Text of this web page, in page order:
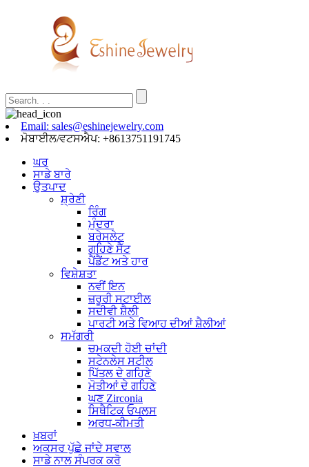
Email: sales@eshinejewelry.com
ਮੋਬਾਈਲ/ਵਟਸਐਪ: +8613751191745
ਘਰ
ਸਾਡੇ ਬਾਰੇ
ਉਤਪਾਦ
ਸ਼੍ਰੇਣੀ
ਰਿੰਗ
ਮੁੰਦਰਾ
ਬਰੇਸਲੇਟ
ਗਹਿਣੇ ਸੈੱਟ
ਪੈਂਡੈਂਟ ਅਤੇ ਹਾਰ
ਵਿਸ਼ੇਸ਼ਤਾ
ਨਵੀਂ ਇਨ
ਜ਼ਰੂਰੀ ਸਟਾਈਲ
ਸਦੀਵੀ ਸ਼ੈਲੀ
ਪਾਰਟੀ ਅਤੇ ਵਿਆਹ ਦੀਆਂ ਸ਼ੈਲੀਆਂ
ਸਮੱਗਰੀ
ਚਮਕਦੀ ਹੋਈ ਚਾਂਦੀ
ਸਟੇਨਲੇਸ ਸਟੀਲ
ਪਿੱਤਲ ਦੇ ਗਹਿਣੇ
ਮੋਤੀਆਂ ਦੇ ਗਹਿਣੇ
ਘਣ Zirconia
ਸਿਥੈਟਿਕ ਓਪਲਸ
ਅਰਧ-ਕੀਮਤੀ
ਖ਼ਬਰਾਂ
ਅਕਸਰ ਪੁੱਛੇ ਜਾਂਦੇ ਸਵਾਲ
ਸਾਡੇ ਨਾਲ ਸੰਪਰਕ ਕਰੋ